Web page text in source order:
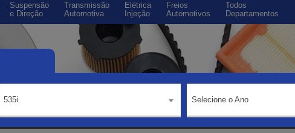
Suspensão
e Direção
Transmissão
Automotiva
Elétrica
Injeção
Freios
Automotivos
Todos
Departamentos
535i Selecione o Ano